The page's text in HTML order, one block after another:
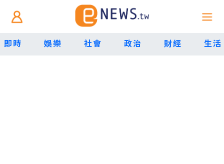
即時 娛樂 社會 政治 財經 生活